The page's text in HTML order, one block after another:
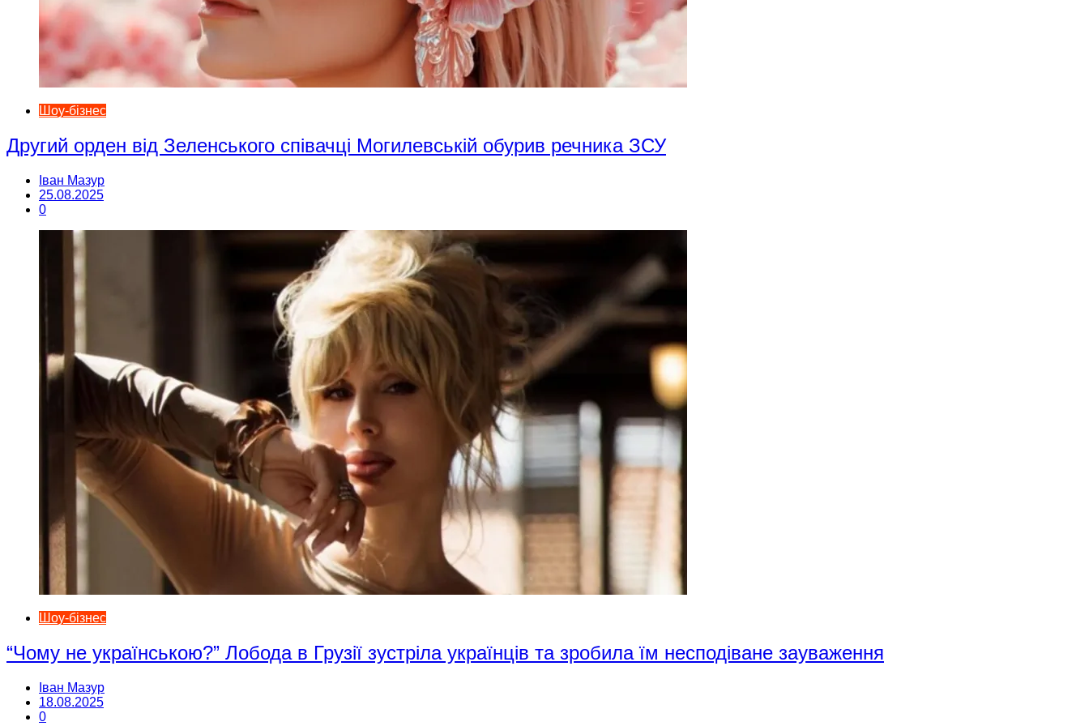
Шоу-бізнес
Другий орден від Зеленського співачці Могилевській обурив речника ЗСУ
Іван Мазур
25.08.2025
0
Шоу-бізнес
“Чому не українською?” Лобода в Грузії зустріла українців та зробила їм несподіване зауваження
Іван Мазур
18.08.2025
0